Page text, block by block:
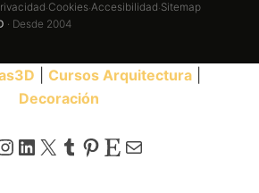
·Cookies·Accesibilidad·Sitemap
· Desde 2004
Cursos Arquitectura
Decoración
LinkedIn
X Tumblr
Pinterest
EtsyCorreo electrónico